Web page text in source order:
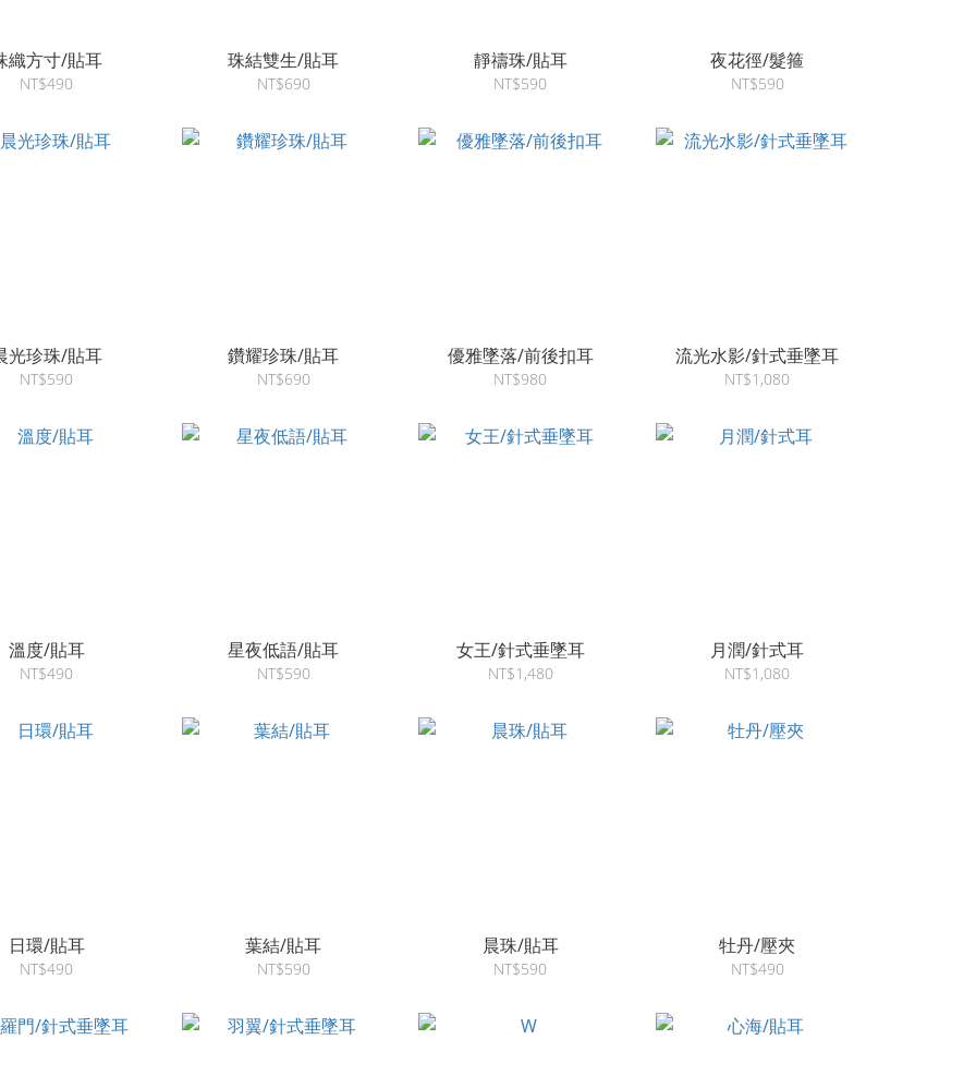
織方寸/貼耳
NT$490
珠結雙生/貼耳
NT$690
靜禱珠/貼耳
NT$590
夜花徑/髮箍
NT$590
光珍珠/貼耳
NT$590
鑽耀珍珠/貼耳
NT$690
優雅墜落/前後扣耳
NT$980
流光水影/針式垂墜耳
NT$1,080
溫度/貼耳
NT$490
星夜低語/貼耳
NT$590
女王/針式垂墜耳
NT$1,480
月潤/針式耳
NT$1,080
日環/貼耳
NT$490
葉結/貼耳
NT$590
晨珠/貼耳
NT$590
牡丹/壓夾
NT$490